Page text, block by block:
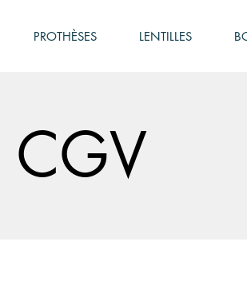
PROTHÈSES LENTILLES
CGV